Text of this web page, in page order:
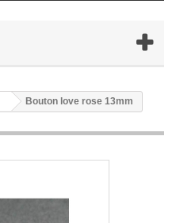
Bouton love rose 13mm